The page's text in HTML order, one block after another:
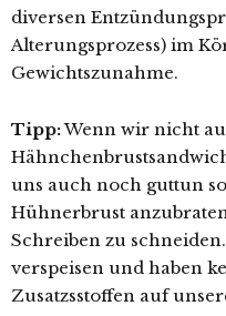
diversen
Alterungsprozess) im
Gewichtszunahme.
Tipp:Wenn wir nicht
uns auch noch guttun
Hühnerbrust
Schreiben zu
verspeisen und haben
Zusatzsstoffen auf